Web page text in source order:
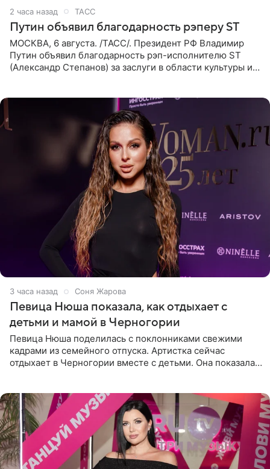
2 часа назад ТАСС
Путин объявил благодарность рэперу ST
МОСКВА, 6 августа. /ТАСС/. Президент РФ Владимир
Путин объявил благодарность рэп-исполнителю ST
(Александр Степанов) за заслуги в области культуры и
3 часа назад Соня Жарова
Певица Нюша показала, как отдыхает с
детьми и мамой в Черногории
Певица Нюша поделилась с поклонниками свежими
кадрами из семейного отпуска. Артистка сейчас
отдыхает в Черногории вместе с детьми. Она показала,